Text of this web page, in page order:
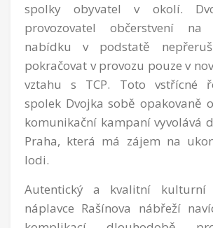
spolky obyvatel v okolí.
provozovatel občerstvení
nabídku v podstatě
pokračovat v provozu pouze v
vztahu s TCP. Toto vstřícné
spolek Dvojka sobě opakovaně
komunikační kampaní vyvolává
Praha, která má zájem na
lodi.
Autentický a kvalitní kulturní
náplavce Rašínova nábřeží